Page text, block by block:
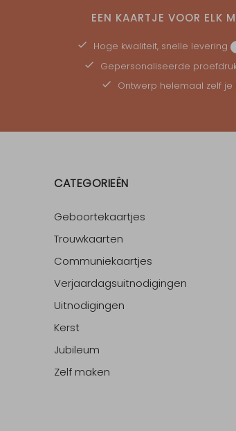
EEN KAARTJE VOOR ELK
Hoge kwaliteit, snelle levering
Gepersonaliseerde
Ontwerp helemaal zelf je
CATEGORIEËN
Geboortekaartjes
Trouwkaarten
Communiekaartjes
Verjaardagsuitnodigingen
Uitnodigingen
Kerst
Jubileum
Zelf maken